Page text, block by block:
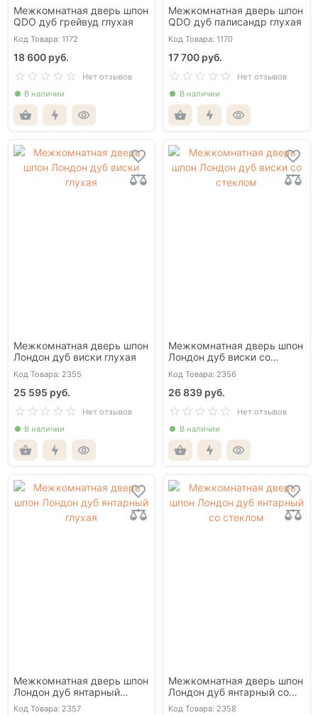
Межкомнатная дверь шпон
QDO дуб грейвуд глухая
Код Товара: 1172
18 600 руб.
Нет отзывов
В наличии
Межкомнатная дверь шпон
QDO дуб палисандр глухая
Код Товара: 1170
17 700 руб.
Нет отзывов
В наличии
Межкомнатная дверь шпон
Лондон дуб виски глухая
Код Товара: 2355
25 595 руб.
Нет отзывов
В наличии
Межкомнатная дверь шпон
Лондон дуб виски со
Код Товара: 2356
26 839 руб.
Нет отзывов
В наличии
Межкомнатная дверь шпон
Лондон дуб янтарный
глухая
Код Товара: 2357
Межкомнатная дверь шпон
Лондон дуб янтарный со
стеклом
Код Товара: 2358